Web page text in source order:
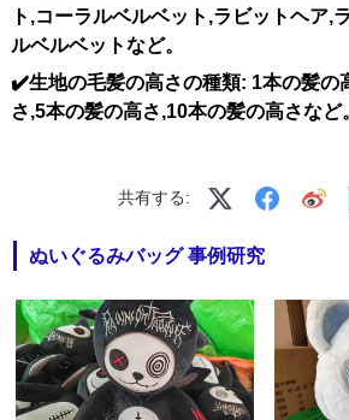
ト,コーラルベルベット,ラビットヘア,
ルベルベットなど。
✔️生地の毛髪の高さの種類: 1本の髪の
さ,5本の髪の高さ,10本の髪の高さなど
共有する:
ぬいぐるみバッグ 事例研究